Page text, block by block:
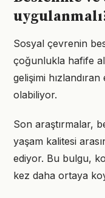
Sosyal çevrenin
çoğunlukla hafife
gelişimi
olabiliyor.
Son araştırmalar,
yaşam kalitesi
ediyor. Bu bulgu,
kez daha ortaya